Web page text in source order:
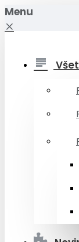
Menu